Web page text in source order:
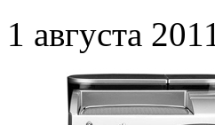
1 августа 2011